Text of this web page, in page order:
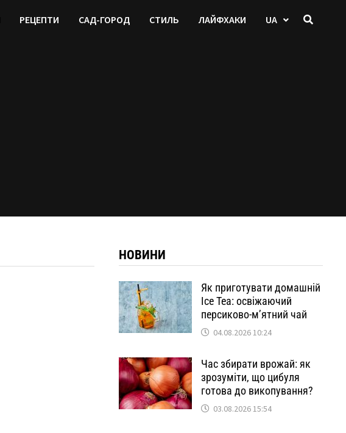
РЕЦЕПТИ САД-ГОРОД СТИЛЬ ЛАЙФХАКИ UA
НОВИНИ
Як приготувати домашній
Ice Tea: освіжаючий
персиково-м’ятний чай
04.08.2026 10:24
Час збирати врожай: як
зрозуміти, що цибуля
готова до викопування?
03.08.2026 15:54